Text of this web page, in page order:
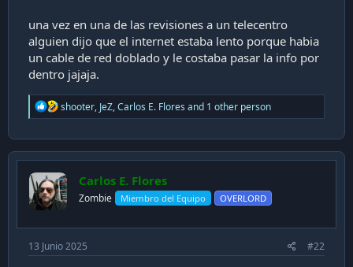
una vez en una de las revisiones a un telecentro
alguien dijo que el internet estaba lento porque habia
un cable de red doblado y le costaba pasar la info por
dentro jajaja.
R
e
c
t
o
n
s
shooter, JeZ,Carlos E. Flores and 1 other person
Carlos E. Flores
Zombie Miembro del Equipo OVERLORD
13 Junio 2025 #22